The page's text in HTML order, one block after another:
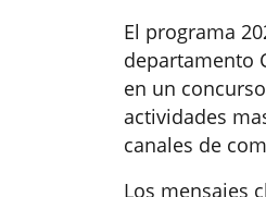
El programa
departamento
en un
actividades
canales de
Los mensajes